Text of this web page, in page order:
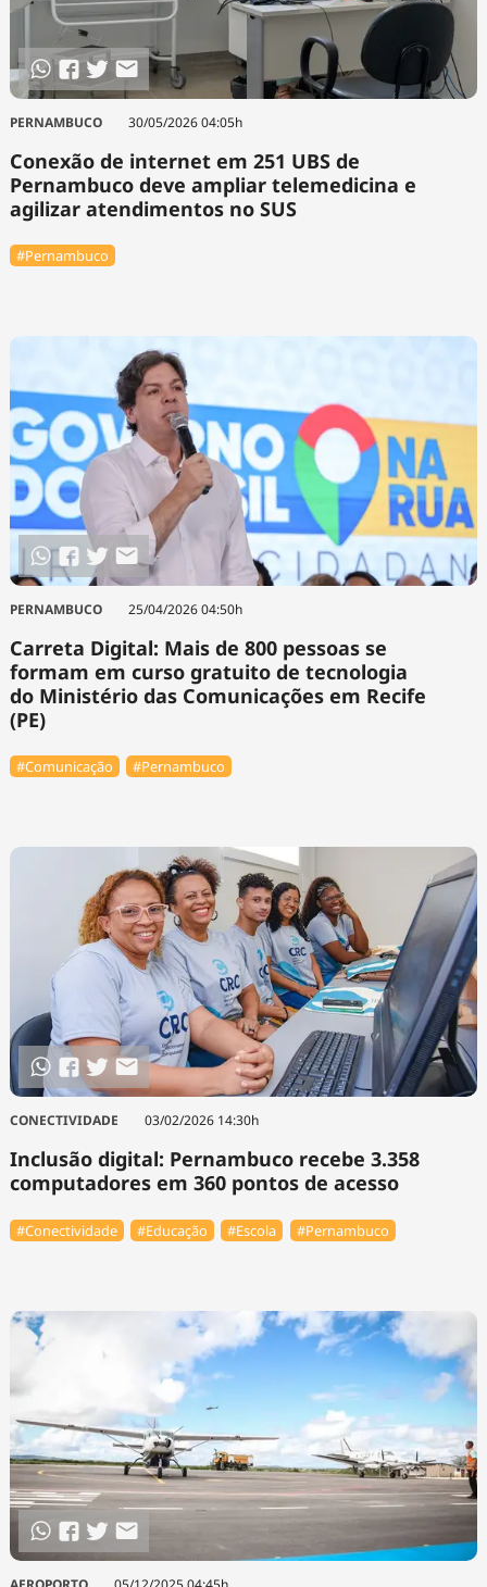
PERNAMBUCO 30/05/2026 04:05h
Conexão de internet em 251 UBS de
Pernambuco deve ampliar telemedicina e
agilizar atendimentos no SUS
#Pernambuco
PERNAMBUCO 25/04/2026 04:50h
Carreta Digital: Mais de 800 pessoas se
formam em curso gratuito de tecnologia
do Ministério das Comunicações em Recife
(PE)
#Comunicação #Pernambuco
CONECTIVIDADE 03/02/2026 14:30h
Inclusão digital: Pernambuco recebe 3.358
computadores em 360 pontos de acesso
#Conectividade #Educação #Escola #Pernambuco